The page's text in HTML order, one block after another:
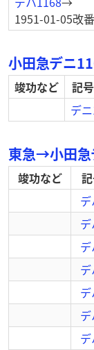
1951-01-05改番
小田急デニ
竣功など
記
デ
東急→小田
竣功など